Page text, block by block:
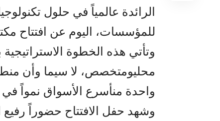
الرائدة عالمياً في حلول
للمؤسسات، اليوم عن افتتاح
وتأتي هذه الخطوة الاستراتيجية
محليومتخصص، لا سيما وأن
واحدة منأسرع الأسواق نمواً في
وشهد حفل الافتتاح حضوراً